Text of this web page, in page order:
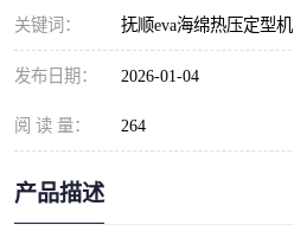
关键词： 抚顺eva海绵热压定型机
发布日期： 2026-01-04
阅 读 量： 264
产品描述